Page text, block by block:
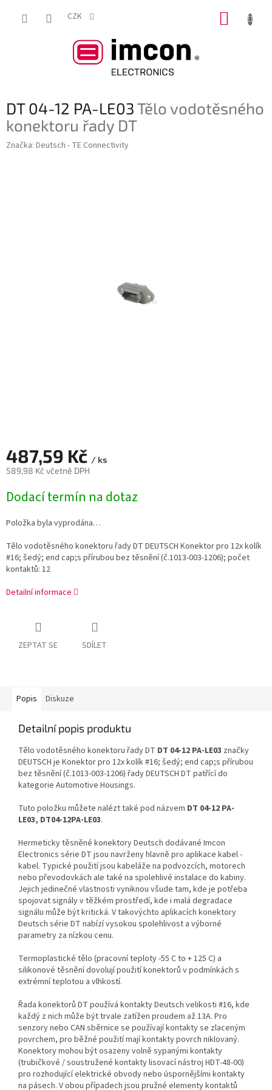
CZK
DT 04-12 PA-LE03Tělo vodotěsného
konektoru řady DT
Značka: Deutsch - TE Connectivity
487,59 Kč / ks
589,98 Kč včetně DPH
cena:
Dodací termín na dotaz
Položka byla vyprodána…
Tělo vodotěsného konektoru řady DT DEUTSCH Konektor pro 12x kolík
#16; šedý; end cap;s přírubou bez těsnění (č.1013-003-1206); počet
kontaktů: 12
Detailní informace
ZEPTAT SE SDÍLET
Popis Diskuze
Detailní popis produktu
Tělo vodotěsného konektoru řady DT DT 04-12 PA-LE03 značky
DEUTSCH je Konektor pro 12x kolík #16; šedý; end cap;s přírubou
bez těsnění (č.1013-003-1206) řady DEUTSCH DT patřící do
kategorie Automotive Housings.
Tuto položku můžete nalézt také pod názvem DT 04-12 PA-
LE03, DT04-12PA-LE03.
Hermeticky těsněné konektory Deutsch dodávané Imcon
Electronics série DT jsou navrženy hlavně pro aplikace kabel -
kabel. Typické použití jsou kabeláže na podvozcích, motorech
nebo převodovkách ale také na spolehlivé instalace do kabiny.
Jejich jedinečné vlastnosti vyniknou všude tam, kde je potřeba
spojovat signály v těžkém prostředí, kde i malá degradace
signálu může být kritická. V takovýchto aplikacích konektory
Deutsch série DT nabízí vysokou spolehlivost a výborné
parametry za nízkou cenu.
Termoplastické tělo (pracovní teploty -55 C to + 125 C) a
silikonové těsnění dovolují použití konektorů v podmínkách s
extrémní teplotou a vlhkostí.
Řada konektorů DT používá kontakty Deutsch velikosti #16, kde
každý z nich může být trvale zatížen proudem až 13A. Pro
senzory nebo CAN sběrnice se používají kontakty se zlaceným
povrchem, pro běžné použití mají kontakty povrch niklovaný.
Konektory mohou být osazeny volně sypanými kontakty
(trubičkové / soustružené kontakty lisovací nástroj HDT-48-00)
pro rozhodující elektrické obvody nebo úspornějšími kontakty
na pásech. V obou případech jsou pružné elementy kontaktů